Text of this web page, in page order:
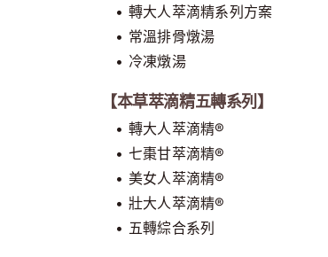
• 轉大人萃滴精系列方案
• 常溫排骨燉湯
• 冷凍燉湯
【本草萃滴精五轉系列】
• 轉大人萃滴精®
• 七棗甘萃滴精®
• 美女人萃滴精®
• 壯大人萃滴精®
• 五轉綜合系列